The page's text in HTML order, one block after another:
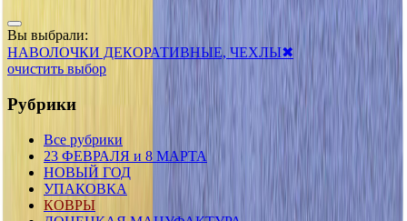
Вы выбрали:
НАВОЛОЧКИ ДЕКОРАТИВНЫЕ, ЧЕХЛЫ✖
очистить выбор
Рубрики
Все рубрики
23 ФЕВРАЛЯ и 8 МАРТА
НОВЫЙ ГОД
УПАКОВКА
КОВРЫ